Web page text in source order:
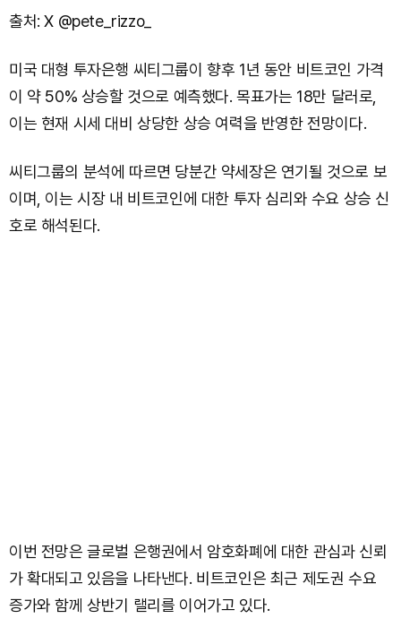
출처: X @pete_rizzo_
미국 대형 투자은행 씨티그룹이 향후 1년 동안 비트코인 가격
이 약 50% 상승할 것으로 예측했다. 목표가는 18만 달러로,
이는 현재 시세 대비 상당한 상승 여력을 반영한 전망이다.
씨티그룹의 분석에 따르면 당분간 약세장은 연기될 것으로 보
이며, 이는 시장 내 비트코인에 대한 투자 심리와 수요 상승 신
호로 해석된다.
이번 전망은 글로벌 은행권에서 암호화폐에 대한 관심과 신뢰
가 확대되고 있음을 나타낸다. 비트코인은 최근 제도권 수요
증가와 함께 상반기 랠리를 이어가고 있다.